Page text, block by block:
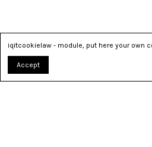
iqitcookielaw - module, put here your own
Accept